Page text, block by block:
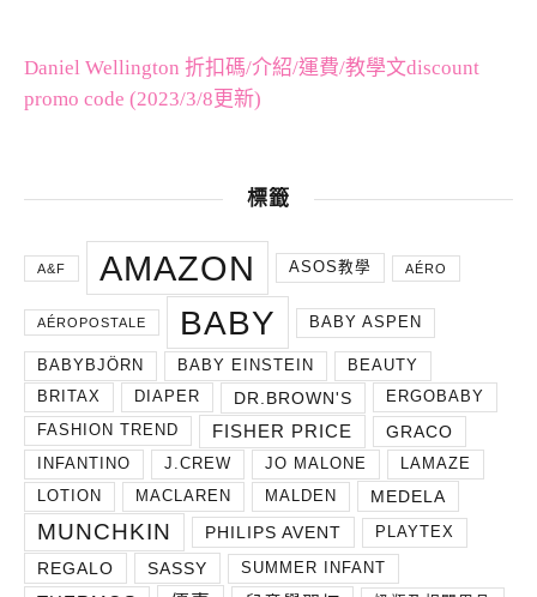
Daniel Wellington 折扣碼/介紹/運費/教學文discount
promo code (2023/3/8更新)
標籤
A&F AMAZON ASOS教學 AÉRO
AÉROPOSTALE BABY BABY ASPEN
BABYBJÖRN BABY EINSTEIN
BEAUTY
BRITAX
DIAPER DR.BROWN'S
ERGOBABY
FASHION TREND
FISHER PRICE GRACO
INFANTINO J.CREW JO MALONE
LAMAZE
LOTION
MACLAREN MALDEN MEDELA
MUNCHKIN PHILIPS AVENT PLAYTEX
REGALO SASSY SUMMER INFANT